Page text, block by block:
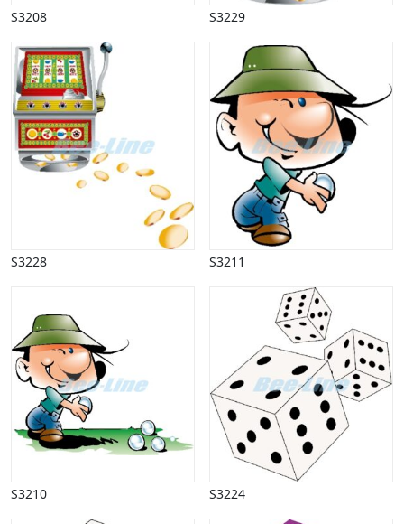
Øvrigt
Terningspil
Tips, lotteri, banko
Udendørs spil
Sport
Spots
Stjernetegn, astrologi
Udsalg og andre begreber
Vinter
S3208 S3229
S3228 S3211
S3210 S3224